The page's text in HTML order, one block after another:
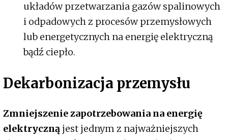
układów przetwarzania gazów spalinowych
i odpadowych z procesów przemysłowych
lub energetycznych na energię elektryczną
bądź ciepło.
Dekarbonizacja przemysłu
Zmniejszenie zapotrzebowania na energię
elektryczną jest jednym z najważniejszych